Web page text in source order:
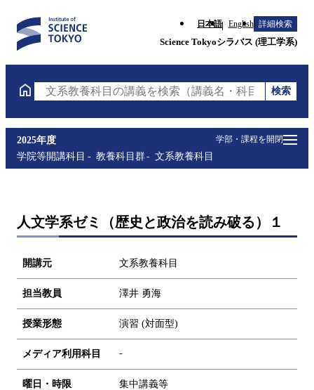
日本語 English 詳細検索
Science Tokyoシラバス (理工学系)
文系教養科目の講義を検索（講義名・科目コード・担
検索
学部・課程を開閉
2025年度
学院等開講科目
教養科目群 文系教養科目
人文学系ゼミ（歴史と政治を読み破る）１
開講元 文系教養科目
担当教員 澤井 勇海
授業形態 演習 (対面型)
メディア利用科目 -
曜日・時限
集中講義等